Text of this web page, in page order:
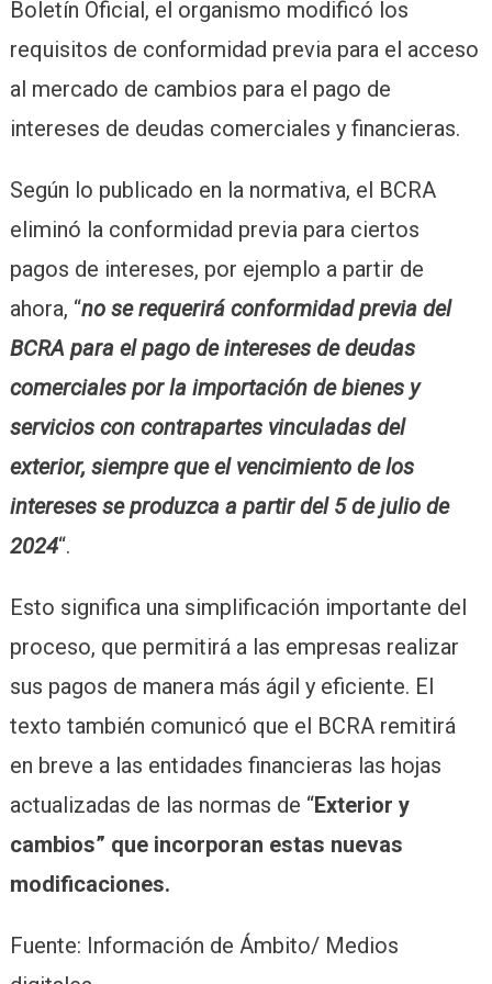
Boletín Oficial, el organismo modificó los
requisitos de conformidad previa para el acceso
al mercado de cambios para el pago de
intereses de deudas comerciales y financieras.
Según lo publicado en la normativa, el BCRA
eliminó la conformidad previa para ciertos
pagos de intereses, por ejemplo a partir de
ahora, “no se requerirá conformidad previa del
BCRA para el pago de intereses de deudas
comerciales por la importación de bienes y
servicios con contrapartes vinculadas del
exterior, siempre que el vencimiento de los
intereses se produzca a partir del 5 de julio de
2024“.
Esto significa una simplificación importante del
proceso, que permitirá a las empresas realizar
sus pagos de manera más ágil y eficiente. El
texto también comunicó que el BCRA remitirá
en breve a las entidades financieras las hojas
actualizadas de las normas de “Exterior y
cambios” que incorporan estas nuevas
modificaciones.
Fuente: Información de Ámbito/ Medios